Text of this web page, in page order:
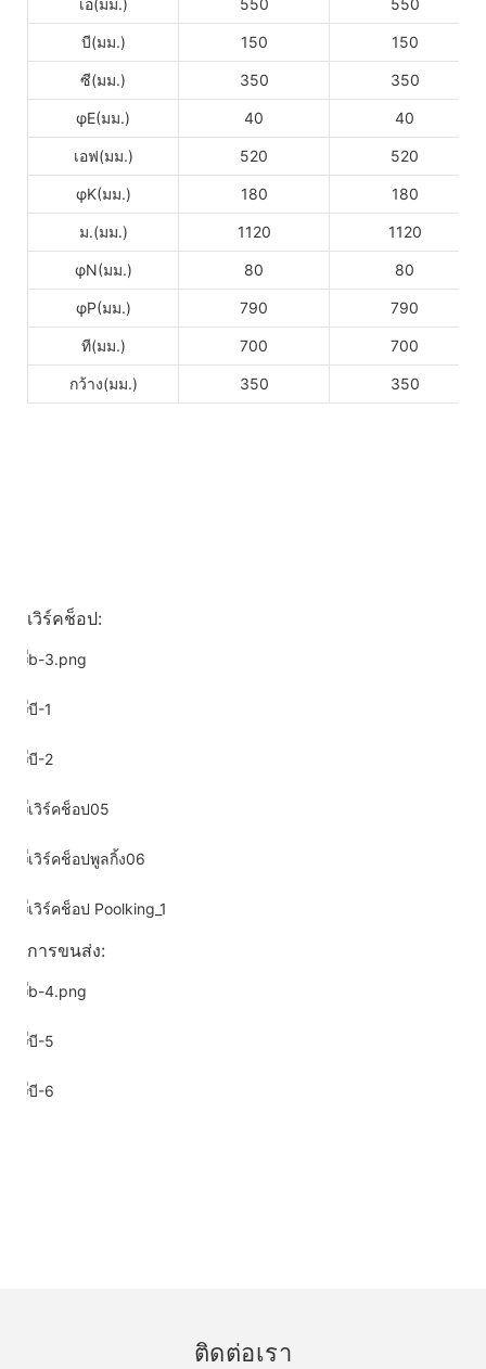
บี(มม.) 150 150
ซี(มม.) 350 350
φE(มม.) 40 40
เอฟ(มม.) 520 520
φK(มม.) 180 180
ม.(มม.) 1120 1120
φN(มม.) 80 80
φP(มม.) 790 790
ที(มม.) 700 700
กว้าง(มม.) 350 350
เวิร์คช็อป:
การขนส่ง:
ติดต่อเรา